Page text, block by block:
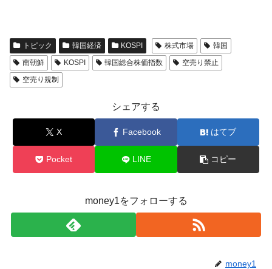
Fact1
発表から2日で大崩壊、鳴かず飛ばずに終わりそう
なスーパーリーグとは？
Fact1
日本人マスターズ挑戦の歴史。松山以前に最高位
甲子園通算本塁打、最多の清原に次いで多く打っ
ている意外な選手とは？
Fact1 セレクトセールの高額取引馬が稼いだ金額とは？
トピック 韓国経済 KOSPI 株式市場
韓国
南朝鮮
KOSPI 韓国総合株価指数
空売り禁止
空売り規制
シェアする
X Facebook はてブ
Pocket LINE コピー
money1をフォローする
money1